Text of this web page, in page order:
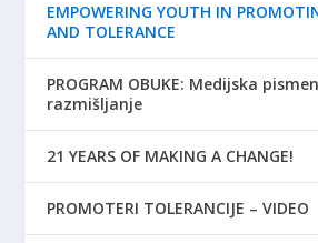
EMPOWERING YOUTH IN
AND TOLERANCE
PROGRAM OBUKE: Medijska
razmišljanje
21 YEARS OF MAKING A CHANGE!
PROMOTERI TOLERANCIJE – VIDEO